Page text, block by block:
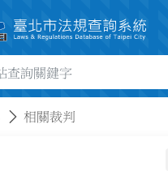
字欄位
相關裁判